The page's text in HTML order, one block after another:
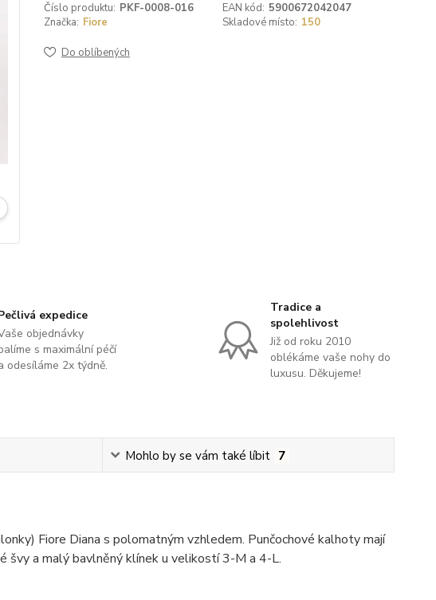
Číslo produktu: PKF-0008-016 EAN kód: 5900672042047
Značka: Fiore Skladové místo: 150
Do oblíbených
expedice
objednávky
s maximální péčí
odesíláme 2x týdně.
Tradice a
spolehlivost
Již od roku 2010
oblékáme vaše nohy do
luxusu. Děkujeme!
Mohlo by se vám také líbit 7
Fiore Diana s polomatným vzhledem. Punčochové kalhoty mají
švy a malý bavlněný klínek u velikostí 3-M a 4-L.